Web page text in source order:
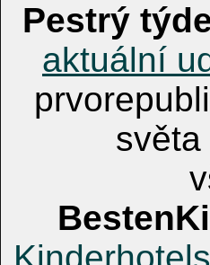
Pestrý
aktuální